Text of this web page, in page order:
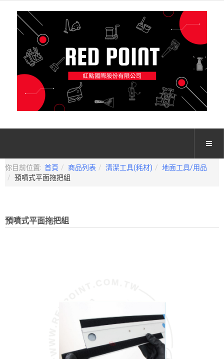
你目前位置: 首頁 商品列表 清潔工具(耗材)
地面工具/用品
預噴式平面拖把組
預噴式平面拖把組